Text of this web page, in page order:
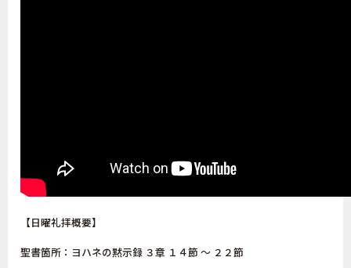
【日曜礼拝概要】
聖書箇所：ヨハネの黙示録 ３章 １４節 ～ ２２節